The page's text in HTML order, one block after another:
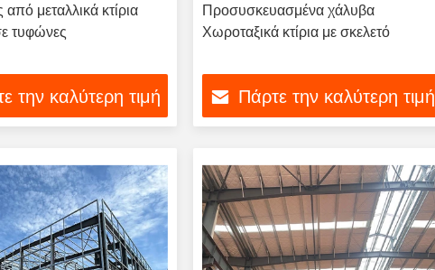
μεταλλικά κτίρια
τυφώνες
την καλύτερη τιμή
Προσυσκευασμένα χάλυβα
Χωροταξικά κτίρια με σκελετό
Πάρτε την καλύτερη τιμή